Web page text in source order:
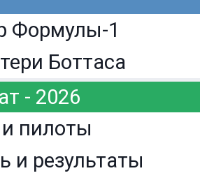
Формулы-1
Боттаса
- 2026
пилоты
и результаты